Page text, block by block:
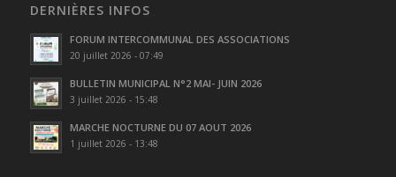
DERNIÈRES INFOS
FORUM INTERCOMMUNAL DES ASSOCIATIONS
20 juillet 2026 - 07:49
BULLETIN MUNICIPAL N°2 MAI- JUIN 2026
3 juillet 2026 - 15:48
MARCHE NOCTURNE DU 07 AOUT 2026
1 juillet 2026 - 13:48